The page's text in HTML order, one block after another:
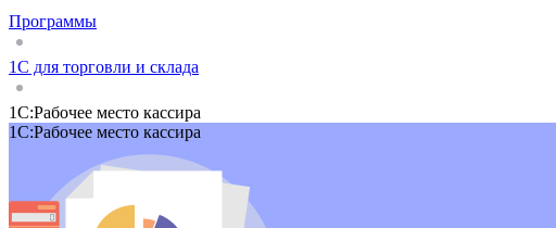
Программы
1С для торговли и склада
1С:Рабочее место кассира
1С:Рабочее место кассира